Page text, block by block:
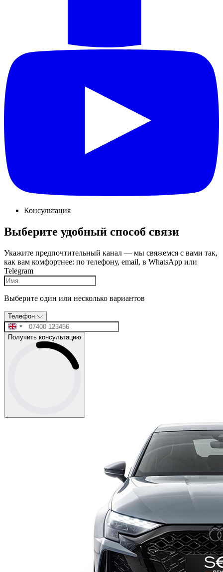
Консультация
Выберите удобный способ связи
Укажите предпочтительный канал — мы свяжемся с вами так,
как вам комфортнее: по телефону, email, в WhatsApp или
Telegram
Выберите один или несколько вариантов
Телефон
Получить консультацию